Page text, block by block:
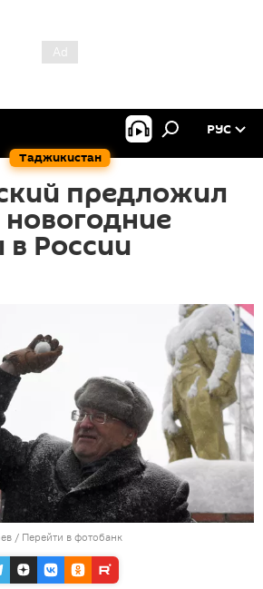
Таджикистан
РУС
предложил
России
/ Перейти в фотобанк